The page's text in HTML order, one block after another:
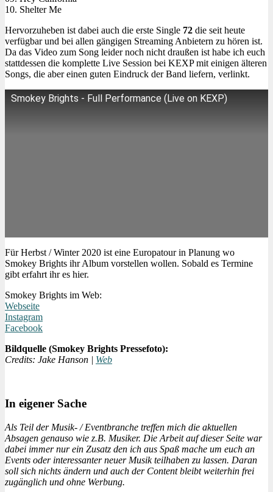
10. Shelter Me
Hervorzuheben ist dabei auch die erste Single 72 die seit heute
verfügbar und bei allen gängigen Streaming Anbietern zu hören ist.
Da das Video zum Song leider noch nicht draußen ist habe ich euch
stattdessen die komplette Live Session bei KEXP mit einigen älteren
Songs, die aber einen guten Eindruck der Band liefern, verlinkt.
Smokey Brights - Full Performance (Live on KEXP)
Für Herbst / Winter 2020 ist eine Europatour in Planung wo
Smokey Brights ihr Album vorstellen wollen. Sobald es Termine
gibt erfahrt ihr es hier.
Smokey Brights im Web:
Webseite
Instagram
Facebook
Bildquelle (Smokey Brights Pressefoto):
Credits: Jake Hanson | Web
In eigener Sache
Als Teil der Musik- / Eventbranche treffen mich die aktuellen
Absagen genauso wie z.B. Musiker. Die Arbeit auf dieser Seite war
dabei immer nur ein Zusatz den ich aus Spaß mache um euch an
Events oder interessanter neuer Musik teilhaben zu lassen. Daran
soll sich nichts ändern und auch der Content bleibt weiterhin frei
zugänglich und ohne Werbung.